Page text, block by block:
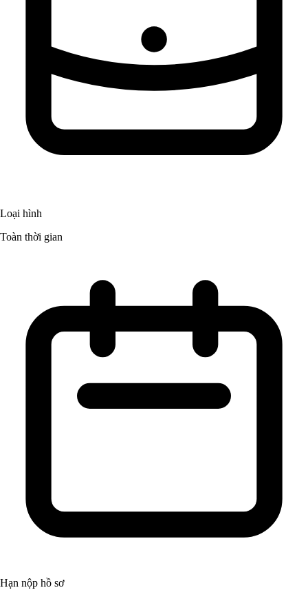
Loại hình
Toàn thời gian
Hạn nộp hồ sơ